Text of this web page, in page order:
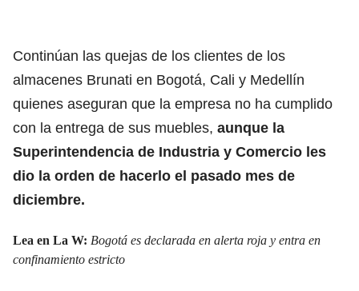
Continúan las quejas de los clientes de los
almacenes Brunati en Bogotá, Cali y Medellín
quienes aseguran que la empresa no ha cumplido
con la entrega de sus muebles, aunque la
Superintendencia de Industria y Comercio les
dio la orden de hacerlo el pasado mes de
diciembre.
Lea en La W: Bogotá es declarada en alerta roja y entra en
confinamiento estricto